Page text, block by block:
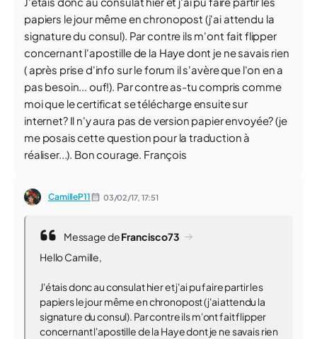
papiers le jour même en chronopost (j'ai attendu la
signature du consul). Par contre ils m'ont fait flipper
concernant l'apostille de la Haye dont je ne savais rien
( après prise d'info sur le forum il s'avère que l'on en a
pas besoin... ouf!). Par contre as-tu compris comme
moi que le certificat se télécharge ensuite sur
internet? Il n'y aura pas de version papier envoyée? (je
me posais cette question pour la traduction à
réaliser...). Bon courage. François
CamilleP11 03/02/17, 17:51
Message deFrancisco73
Hello Camille,
J'étais donc au consulat hier et j'ai pu faire partir les
papiers le jour même en chronopost (j'ai attendu la
signature du consul). Par contre ils m'ont fait flipper
concernant l'apostille de la Haye dont je ne savais rien